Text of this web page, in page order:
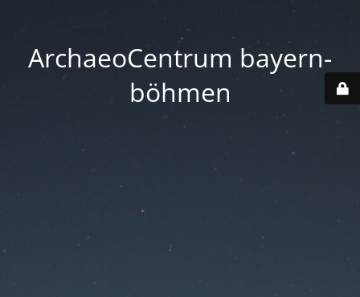
ArchaeoCentrum bayern-
böhmen